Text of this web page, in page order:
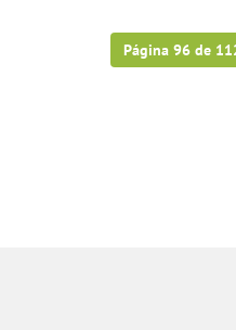
Página 96 de